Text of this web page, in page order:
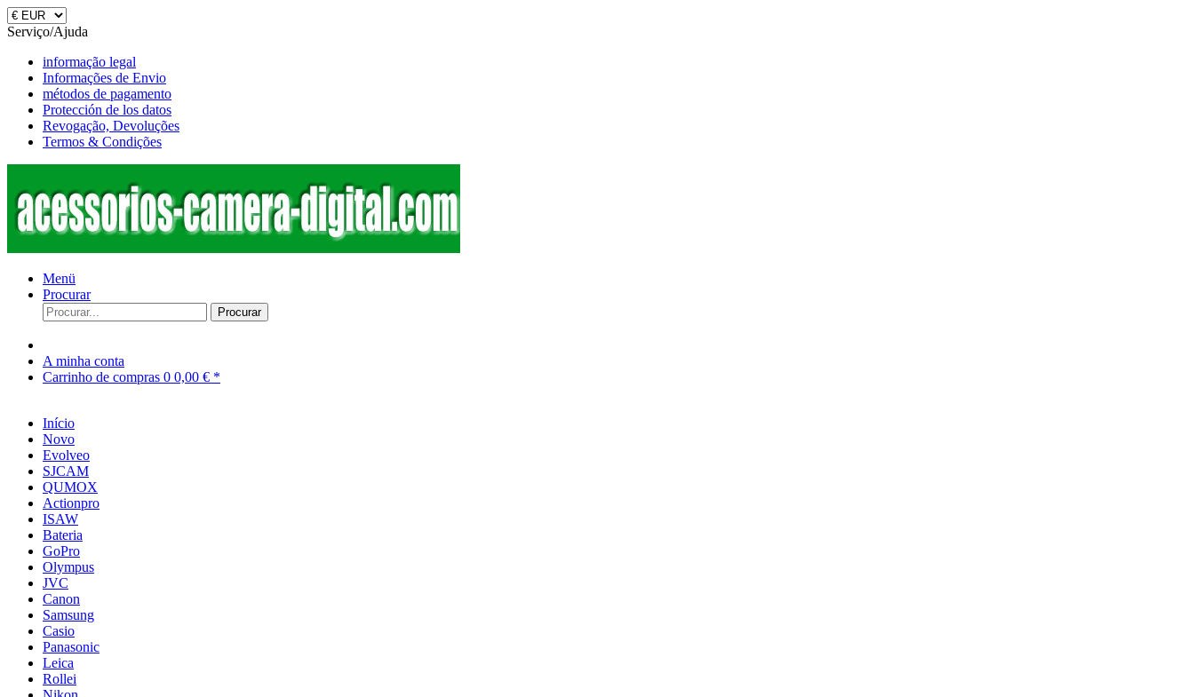
Serviço/Ajuda
informação legal
Informações de Envio
métodos de pagamento
Protección de los datos
Revogação, Devoluções
Termos & Condições
Menü
Procurar
Procurar
A minha conta
Carrinho de compras 0 0,00 € *
Início
Novo
Evolveo
SJCAM
QUMOX
Actionpro
ISAW
Bateria
GoPro
Olympus
JVC
Canon
Samsung
Casio
Panasonic
Leica
Rollei